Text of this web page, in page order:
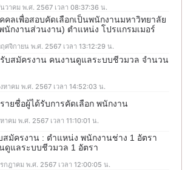
วาคม พ.ศ. 2567 เวลา 08:37:36 น.
คลเพื่อสอบคัดเลือกเป็นพนักงานมหาวิทยาลัย
นักงานส่วนงาน) ตำแหน่ง โปรแกรมเมอร์
ศจิกายน พ.ศ. 2567 เวลา 13:12:29 น.
บสมัครงาน คนงานดูแลระบบชีวมวล จำนวน
หาคม พ.ศ. 2567 เวลา 14:52:03 น.
ายชื่อผู้ได้รับการคัดเลือก พนักงาน
าคม พ.ศ. 2567 เวลา 11:10:01 น.
สมัครงาน : ตำแหน่ง พนักงานช่าง 1 อัตรา
ดูแลระบบชีวมวล 1 อัตรา
กฎาคม พ.ศ. 2567 เวลา 12:00:05 น.